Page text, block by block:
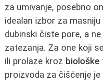
za umivanje, posebno
idealan izbor za
dubinski čiste pore, a
zatezanja. Za one koji
ili prolaze kroz
proizvoda za čišćenje